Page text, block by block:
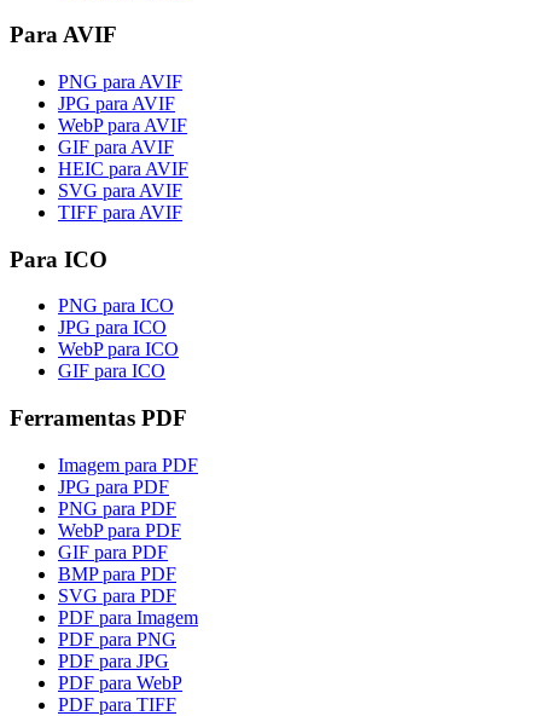
Para AVIF
PNG para AVIF
JPG para AVIF
WebP para AVIF
GIF para AVIF
HEIC para AVIF
SVG para AVIF
TIFF para AVIF
Para ICO
PNG para ICO
JPG para ICO
WebP para ICO
GIF para ICO
Ferramentas PDF
Imagem para PDF
JPG para PDF
PNG para PDF
WebP para PDF
GIF para PDF
BMP para PDF
SVG para PDF
PDF para Imagem
PDF para PNG
PDF para JPG
PDF para WebP
PDF para TIFF